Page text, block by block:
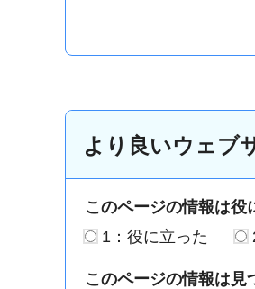
より良いウェブ
このページの情報は役
1：役に立った
このページの情報は見